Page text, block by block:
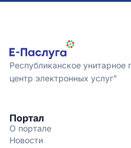
Республиканское
центр электронных услуг"
Портал
О портале
Новости